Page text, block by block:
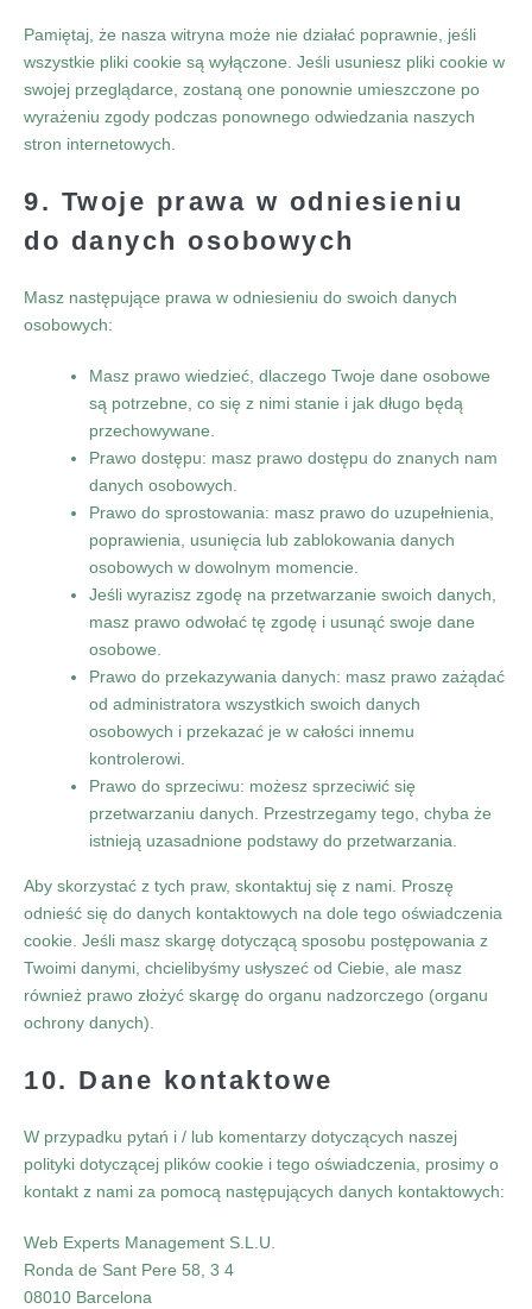
Pamiętaj, że nasza witryna może nie działać poprawnie, jeśli
wszystkie pliki cookie są wyłączone. Jeśli usuniesz pliki cookie w
swojej przeglądarce, zostaną one ponownie umieszczone po
wyrażeniu zgody podczas ponownego odwiedzania naszych
stron internetowych.
9. Twoje prawa w odniesieniu
do danych osobowych
Masz następujące prawa w odniesieniu do swoich danych
osobowych:
Masz prawo wiedzieć, dlaczego Twoje dane osobowe
są potrzebne, co się z nimi stanie i jak długo będą
przechowywane.
Prawo dostępu: masz prawo dostępu do znanych nam
danych osobowych.
Prawo do sprostowania: masz prawo do uzupełnienia,
poprawienia, usunięcia lub zablokowania danych
osobowych w dowolnym momencie.
Jeśli wyrazisz zgodę na przetwarzanie swoich danych,
masz prawo odwołać tę zgodę i usunąć swoje dane
osobowe.
Prawo do przekazywania danych: masz prawo zażądać
od administratora wszystkich swoich danych
osobowych i przekazać je w całości innemu
kontrolerowi.
Prawo do sprzeciwu: możesz sprzeciwić się
przetwarzaniu danych. Przestrzegamy tego, chyba że
istnieją uzasadnione podstawy do przetwarzania.
Aby skorzystać z tych praw, skontaktuj się z nami. Proszę
odnieść się do danych kontaktowych na dole tego oświadczenia
cookie. Jeśli masz skargę dotyczącą sposobu postępowania z
Twoimi danymi, chcielibyśmy usłyszeć od Ciebie, ale masz
również prawo złożyć skargę do organu nadzorczego (organu
ochrony danych).
10. Dane kontaktowe
W przypadku pytań i / lub komentarzy dotyczących naszej
polityki dotyczącej plików cookie i tego oświadczenia, prosimy o
kontakt z nami za pomocą następujących danych kontaktowych:
Web Experts Management S.L.U.
Ronda de Sant Pere 58, 3 4
08010 Barcelona